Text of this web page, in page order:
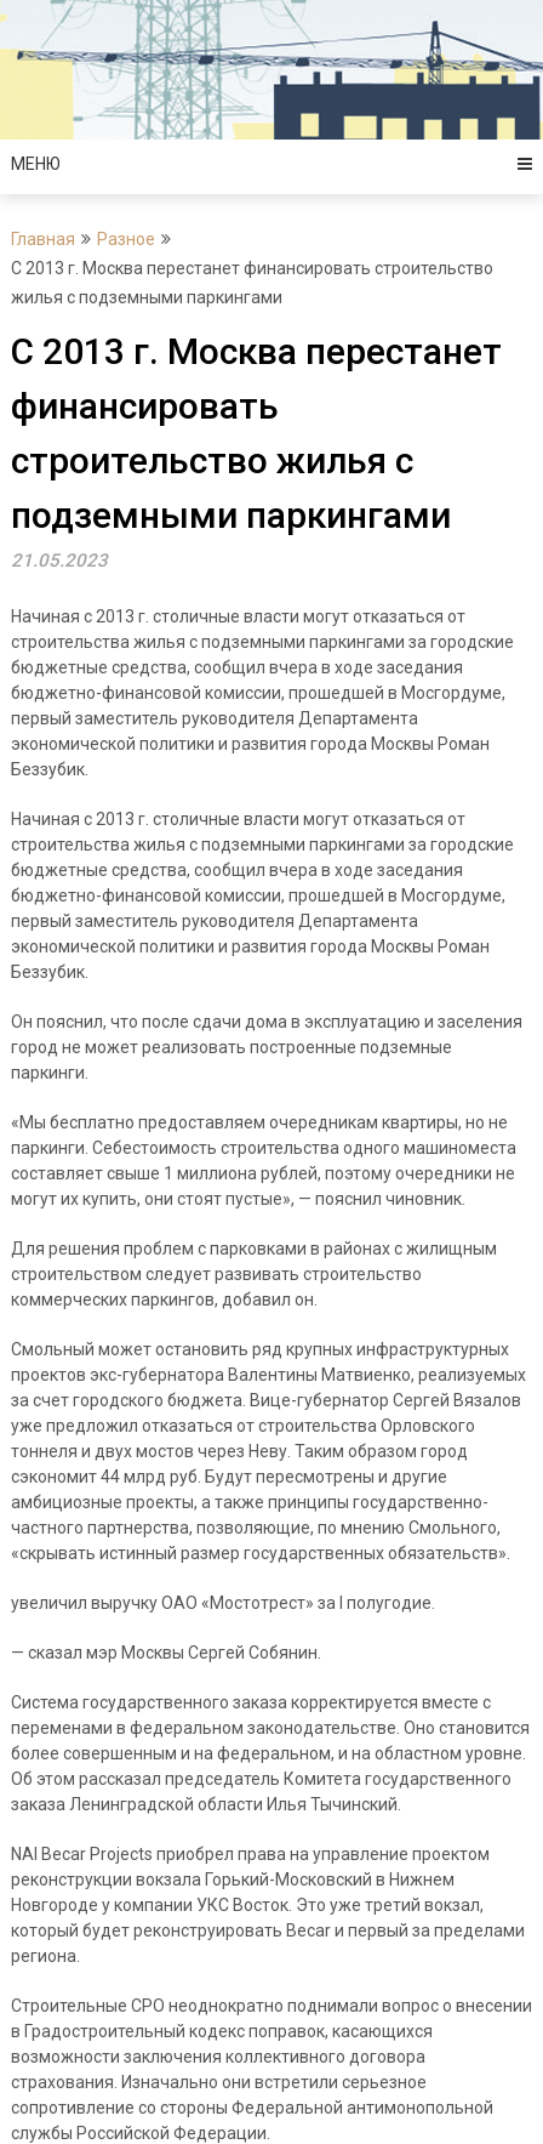
Перейти
содержимому
МЕНЮ
Главная
Разное
С 2013 г. Москва перестанет финансировать строительство
жилья с подземными паркингами
С 2013 г. Москва перестанет
финансировать
строительство жилья с
подземными паркингами
21.05.2023
Начиная с 2013 г. столичные власти могут отказаться от
строительства жилья с подземными паркингами за городские
бюджетные средства, сообщил вчера в ходе заседания
бюджетно-финансовой комиссии, прошедшей в Мосгордуме,
первый заместитель руководителя Департамента
экономической политики и развития города Москвы Роман
Беззубик.
Начиная с 2013 г. столичные власти могут отказаться от
строительства жилья с подземными паркингами за городские
бюджетные средства, сообщил вчера в ходе заседания
бюджетно-финансовой комиссии, прошедшей в Мосгордуме,
первый заместитель руководителя Департамента
экономической политики и развития города Москвы Роман
Беззубик.
Он пояснил, что после сдачи дома в эксплуатацию и заселения
город не может реализовать построенные подземные
паркинги.
«Мы бесплатно предоставляем очередникам квартиры, но не
паркинги. Себестоимость строительства одного машиноместа
составляет свыше 1 миллиона рублей, поэтому очередники не
могут их купить, они стоят пустые», — пояснил чиновник.
Для решения проблем с парковками в районах с жилищным
строительством следует развивать строительство
коммерческих паркингов, добавил он.
Смольный может остановить ряд крупных инфраструктурных
проектов экс-губернатора Валентины Матвиенко, реализуемых
за счет городского бюджета. Вице-губернатор Сергей Вязалов
уже предложил отказаться от строительства Орловского
тоннеля и двух мостов через Неву. Таким образом город
сэкономит 44 млрд руб. Будут пересмотрены и другие
амбициозные проекты, а также принципы государственно-
частного партнерства, позволяющие, по мнению Смольного,
«скрывать истинный размер государственных обязательств».
увеличил выручку ОАО «Мостотрест» за I полугодие.
— сказал мэр Москвы Сергей Собянин.
Система государственного заказа корректируется вместе с
переменами в федеральном законодательстве. Оно становится
более совершенным и на федеральном, и на областном уровне.
Об этом рассказал председатель Комитета государственного
заказа Ленинградской области Илья Тычинский.
NAI Becar Projects приобрел права на управление проектом
реконструкции вокзала Горький-Московский в Нижнем
Новгороде у компании УКС Восток. Это уже третий вокзал,
который будет реконструировать Becar и первый за пределами
региона.
Строительные СРО неоднократно поднимали вопрос о внесении
в Градостроительный кодекс поправок, касающихся
возможности заключения коллективного договора
страхования. Изначально они встретили серьезное
сопротивление со стороны Федеральной антимонопольной
службы Российской Федерации.